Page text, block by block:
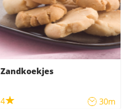
Zandkoekjes
4 30m